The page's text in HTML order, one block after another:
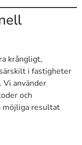
krångligt,
i fastigheter
använder
och
möjliga resultat